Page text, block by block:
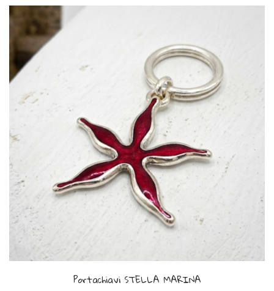
Portachiavi STELLA MARINA